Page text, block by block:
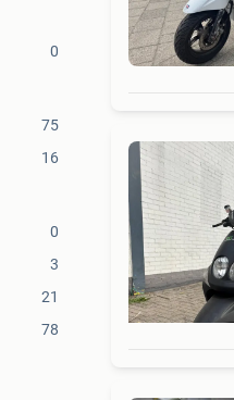
0
75
16
0
3
21
78